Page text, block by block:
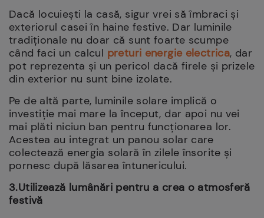
Dacă locuiești la casă, sigur vrei să îmbraci și
exteriorul casei în haine festive. Dar luminile
tradiționale nu doar că sunt foarte scumpe
când faci un calcul preturi energie electrica, dar
pot reprezenta și un pericol dacă firele și prizele
din exterior nu sunt bine izolate.
Pe de altă parte, luminile solare implică o
investiție mai mare la început, dar apoi nu vei
mai plăti niciun ban pentru funcționarea lor.
Acestea au integrat un panou solar care
colectează energia solară în zilele însorite și
pornesc după lăsarea întunericului.
3.Utilizează lumânări pentru a crea o atmosferă
festivă